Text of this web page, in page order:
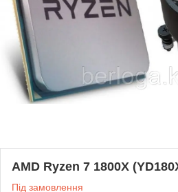
AMD Ryzen 7 1800X
Під замовлення